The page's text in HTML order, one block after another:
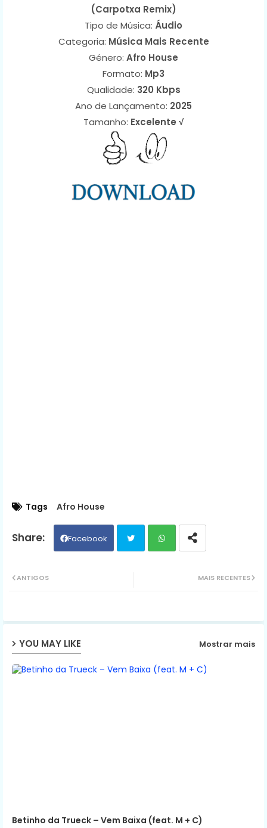
(Carpotxa Remix)
Tipo de Música: Áudio
Categoria: Música Mais Recente
Género: Afro House
Formato: Mp3
Qualidade: 320 Kbps
Ano de Lançamento: 2025
Tamanho: Excelente √
Tags Afro House
Facebook
ap
MAIS RECENTES
ANTIGOS
YOU MAY LIKE Mostrar mais
Betinho da Trueck – Vem Baixa (feat. M + C)